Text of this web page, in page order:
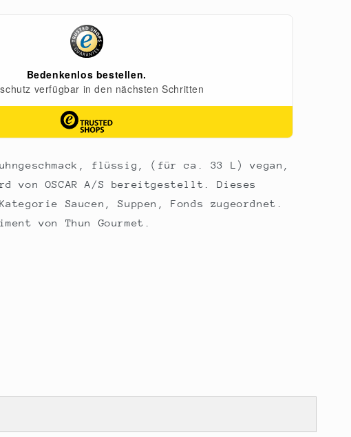
flüssig, (für ca. 33 L) vegan,
OSCAR A/S bereitgestellt. Dieses
Saucen, Suppen, Fonds zugeordnet.
von Thun Gourmet.